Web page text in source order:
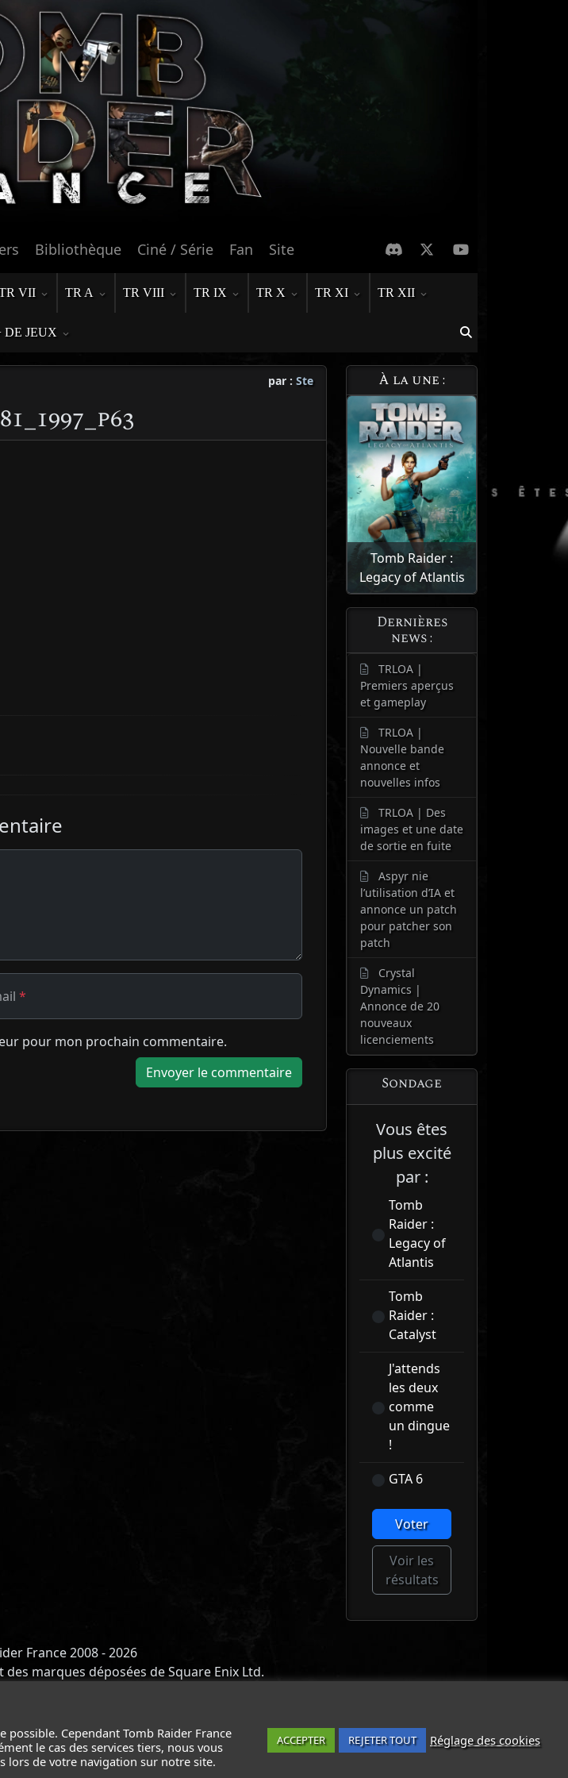
Bibliothèque Ciné / Série Fan Site
VII TR A TR VIII TR IX TR X TR XI TR XII
DE JEUX
par : Ste
*
pour mon prochain commentaire.
À la une :
Tomb Raider :
Legacy of Atlantis
Dernières
news :
TRLOA |
Premiers aperçus
et gameplay
TRLOA |
Nouvelle bande
annonce et
nouvelles infos
TRLOA | Des
images et une date
de sortie en fuite
Aspyr nie
l’utilisation d’IA et
annonce un patch
pour patcher son
patch
Crystal
Dynamics |
Annonce de 20
nouveaux
licenciements
Sondage
Vous êtes
plus excité
par :
Tomb
Raider :
Legacy of
Atlantis
Tomb
Raider :
Catalyst
J'attends
les deux
comme
un dingue
!
GTA 6
Voter
Voir les
résultats
Cependant Tomb Raider France
le cas des services tiers, nous vous
lors de votre navigation sur notre site.
ACCEPTER REJETER TOUT Réglage des cookies
France 2008 - 2026
marques déposées de Square Enix Ltd.